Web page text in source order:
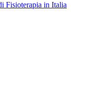
Fisioterapia in Italia